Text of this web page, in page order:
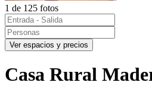
1 de 125 fotos
Ver espacios y precios
Casa Rural